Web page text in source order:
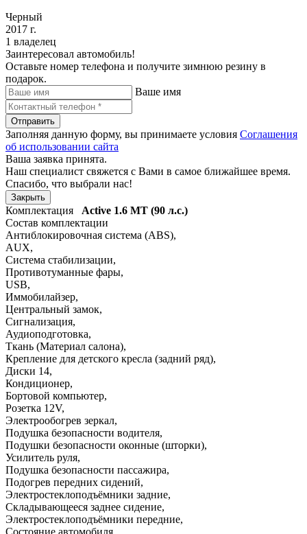
Черный
2017 г.
1 владелец
Заинтересовал автомобиль!
Оставьте номер телефона и получите зимнюю резину в
подарок.
Ваше имя
Отправить
Заполняя данную форму, вы принимаете условия Соглашения
об использовании сайта
Ваша заявка принята.
Наш специалист свяжется с Вами в самое ближайшее время.
Спасибо, что выбрали нас!
Закрыть
Комплектация Active 1.6 MT (90 л.с.)
Состав комплектации
Антиблокировочная система (ABS),
AUX,
Система стабилизации,
Противотуманные фары,
USB,
Иммобилайзер,
Центральный замок,
Сигнализация,
Аудиоподготовка,
Ткань (Материал салона),
Крепление для детского кресла (задний ряд),
Диски 14,
Кондиционер,
Бортовой компьютер,
Розетка 12V,
Электрообогрев зеркал,
Подушка безопасности водителя,
Подушки безопасности оконные (шторки),
Усилитель руля,
Подушка безопасности пассажира,
Подогрев передних сидений,
Электростеклоподъёмники задние,
Складывающееся заднее сидение,
Электростеклоподъёмники передние,
Состояние автомобиля